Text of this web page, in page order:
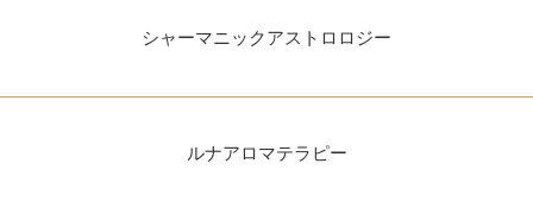
シャーマニックアストロロジー
ルナアロマテラピー